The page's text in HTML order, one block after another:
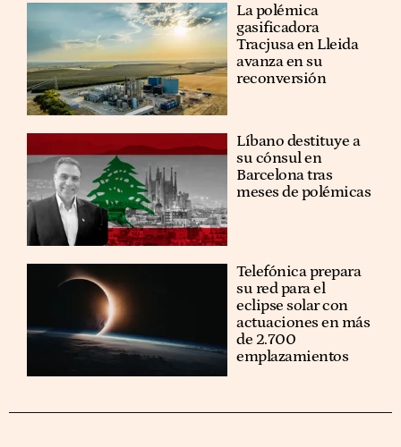
La polémica
gasificadora
Tracjusa en Lleida
avanza en su
reconversión
Líbano destituye a
su cónsul en
Barcelona tras
meses de polémicas
Telefónica prepara
su red para el
eclipse solar con
actuaciones en más
de 2.700
emplazamientos